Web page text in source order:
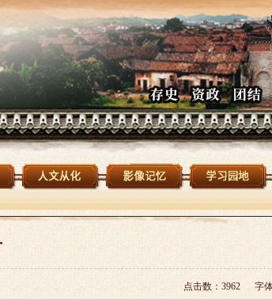
点击数：3962 字